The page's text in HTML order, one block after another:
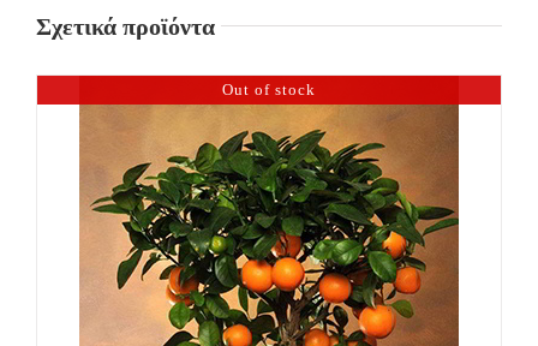
Σχετικά προϊόντα
Out of stock